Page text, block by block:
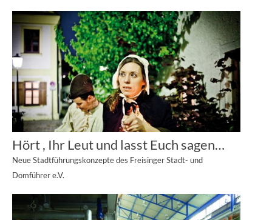
Hört , Ihr Leut und lasst Euch sagen…
Neue Stadtführungskonzepte des Freisinger Stadt- und
Domführer e.V.